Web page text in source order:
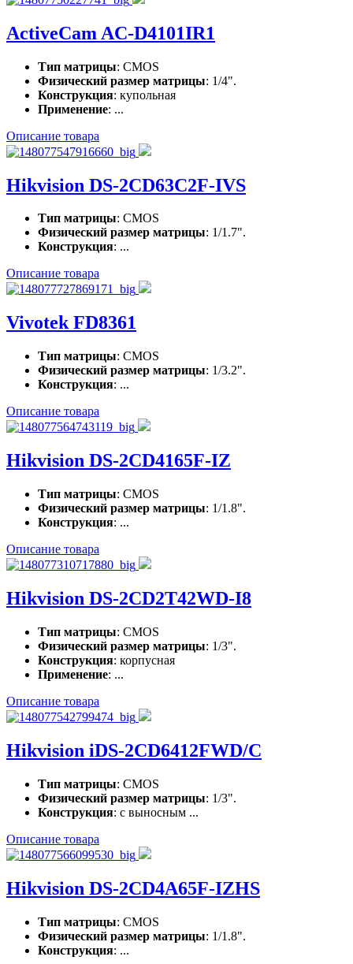
ActiveCam AC-D4101IR1
Тип матрицы: CMOS
Физический размер матрицы: 1/4".
Конструкция: купольная
Применение: ...
Описание товара
Hikvision DS-2CD63C2F-IVS
Тип матрицы: CMOS
Физический размер матрицы: 1/1.7".
Конструкция: ...
Описание товара
Vivotek FD8361
Тип матрицы: CMOS
Физический размер матрицы: 1/3.2".
Конструкция: ...
Описание товара
Hikvision DS-2CD4165F-IZ
Тип матрицы: CMOS
Физический размер матрицы: 1/1.8".
Конструкция: ...
Описание товара
Hikvision DS-2CD2T42WD-I8
Тип матрицы: CMOS
Физический размер матрицы: 1/3".
Конструкция: корпусная
Применение: ...
Описание товара
Hikvision iDS-2CD6412FWD/C
Тип матрицы: CMOS
Физический размер матрицы: 1/3".
Конструкция: с выносным ...
Описание товара
Hikvision DS-2CD4A65F-IZHS
Тип матрицы: CMOS
Физический размер матрицы: 1/1.8".
Конструкция: ...